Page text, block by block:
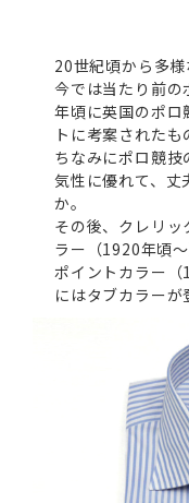
20世紀頃から多様
今では当たり前
年頃に英国のポロ
トに考案されたも
ちなみにポロ競
気性に優れて、丈
か。
その後、クレリ
ラー（1920年頃
ポイントカラー
にはタブカラーが